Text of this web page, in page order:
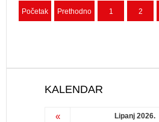
Početak Prethodno 1 2
KALENDAR
« Lipanj 2026.